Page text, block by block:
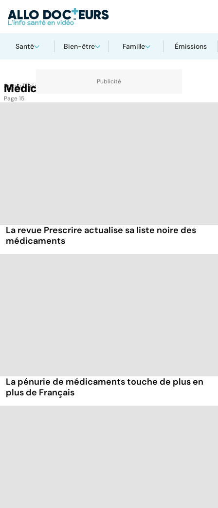
Santé Bien-être Famille Émissions
AccueilThématiques Médicaments
Médicaments
Page 15
La revue Prescrire actualise sa liste noire des
médicaments
La pénurie de médicaments touche de plus en
plus de Français